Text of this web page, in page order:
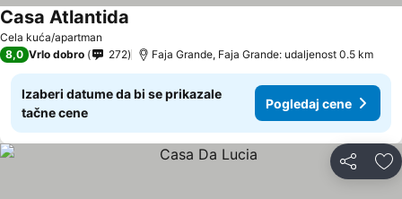
Cela kuća/apartman
Casa Atlantida
8,0 Vrlo dobro 272 Faja Grande, Faja Grande: udaljenost 0.5 km
Izaberi datume da bi se prikazale
tačne cene
Pogledaj cene
Deli